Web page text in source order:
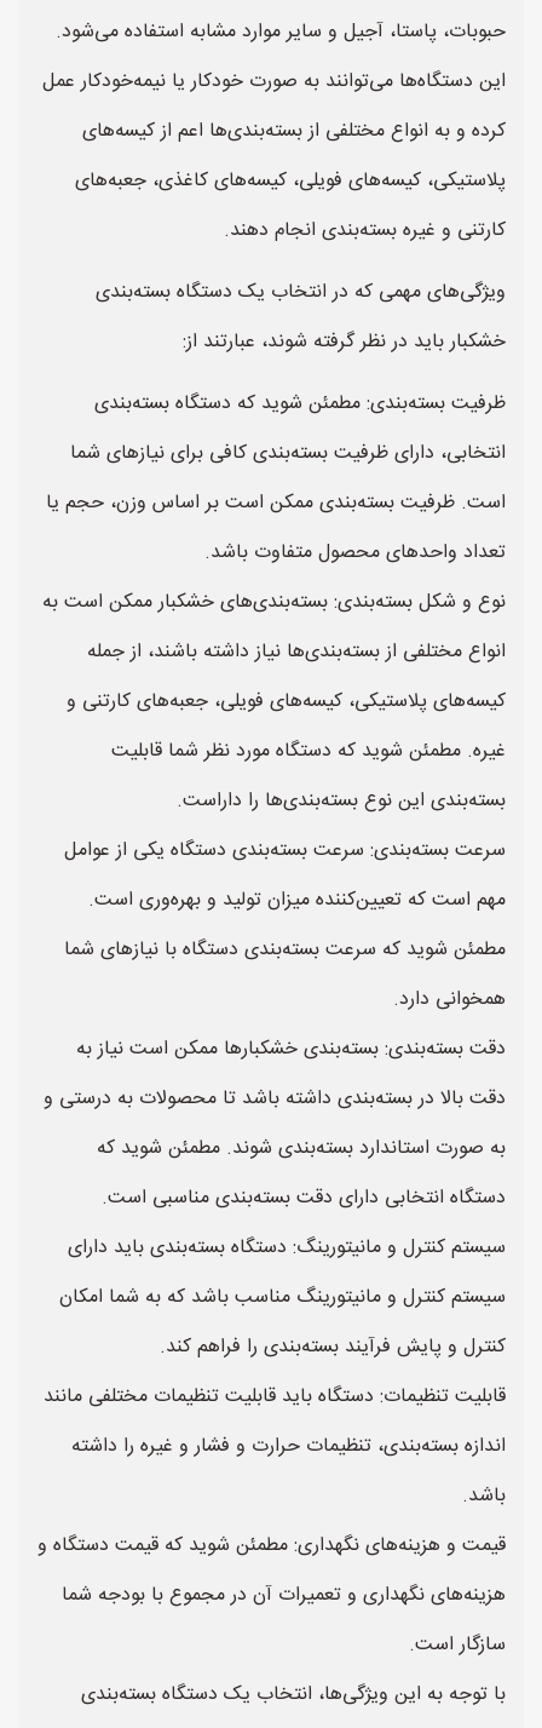
حبوبات، پاستا، آجیل و سایر موارد مشابه استفاده می‌شود.
این دستگاه‌ها می‌توانند به صورت خودکار یا نیمه‌خودکار عمل
کرده و به انواع مختلفی از بسته‌بندی‌ها اعم از کیسه‌های
پلاستیکی، کیسه‌های فویلی، کیسه‌های کاغذی، جعبه‌های
کارتنی و غیره بسته‌بندی انجام دهند.
ویژگی‌های مهمی که در انتخاب یک دستگاه بسته‌بندی
خشکبار باید در نظر گرفته شوند، عبارتند از:
ظرفیت بسته‌بندی: مطمئن شوید که دستگاه بسته‌بندی
انتخابی، دارای ظرفیت بسته‌بندی کافی برای نیازهای شما
است. ظرفیت بسته‌بندی ممکن است بر اساس وزن، حجم یا
تعداد واحدهای محصول متفاوت باشد.
نوع و شکل بسته‌بندی: بسته‌بندی‌های خشکبار ممکن است به
انواع مختلفی از بسته‌بندی‌ها نیاز داشته باشند، از جمله
کیسه‌های پلاستیکی، کیسه‌های فویلی، جعبه‌های کارتنی و
غیره. مطمئن شوید که دستگاه مورد نظر شما قابلیت
بسته‌بندی این نوع بسته‌بندی‌ها را داراست.
سرعت بسته‌بندی: سرعت بسته‌بندی دستگاه یکی از عوامل
مهم است که تعیین‌کننده میزان تولید و بهره‌وری است.
مطمئن شوید که سرعت بسته‌بندی دستگاه با نیازهای شما
همخوانی دارد.
دقت بسته‌بندی: بسته‌بندی خشکبارها ممکن است نیاز به
دقت بالا در بسته‌بندی داشته باشد تا محصولات به درستی و
به صورت استاندارد بسته‌بندی شوند. مطمئن شوید که
دستگاه انتخابی دارای دقت بسته‌بندی مناسبی است.
سیستم کنترل و مانیتورینگ: دستگاه بسته‌بندی باید دارای
سیستم کنترل و مانیتورینگ مناسب باشد که به شما امکان
کنترل و پایش فرآیند بسته‌بندی را فراهم کند.
قابلیت تنظیمات: دستگاه باید قابلیت تنظیمات مختلفی مانند
اندازه بسته‌بندی، تنظیمات حرارت و فشار و غیره را داشته
باشد.
قیمت و هزینه‌های نگهداری: مطمئن شوید که قیمت دستگاه و
هزینه‌های نگهداری و تعمیرات آن در مجموع با بودجه شما
سازگار است.
با توجه به این ویژگی‌ها، انتخاب یک دستگاه بسته‌بندی